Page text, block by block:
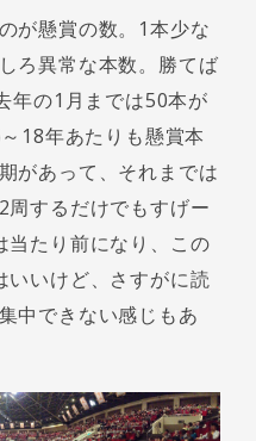
が懸賞の数。1本少な
ろ異常な本数。勝てば
年の1月までは50本が
18年あたりも懸賞本
があって、それまでは
するだけでもすげー
当たり前になり、この
いいけど、さすがに読
中できない感じもあ